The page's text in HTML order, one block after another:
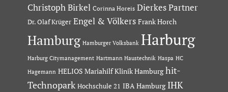
Christoph Birkel Corinna Horeis Dierkes Partner
Dr. Olaf Krüger Engel & Völkers Frank Horch
Hamburg Hamburger Volksbank Harburg
Harburg Citymanagement Hartmann Haustechnik Haspa HC
Hagemann HELIOS Mariahilf Klinik Hamburg hit-
Technopark Hochschule 21 IBA Hamburg IHK